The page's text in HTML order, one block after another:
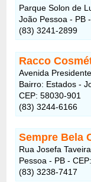
Parque Solon de
João Pessoa - PB
(83) 3241-2899
Racco
Avenida
Bairro: Estados -
CEP: 58030-901
(83) 3244-6166
Sempre Bela
Rua Josefa
Pessoa - PB -
(83) 3238-7417